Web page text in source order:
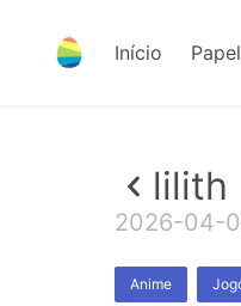
Início
lilith
2026-04-
Anime